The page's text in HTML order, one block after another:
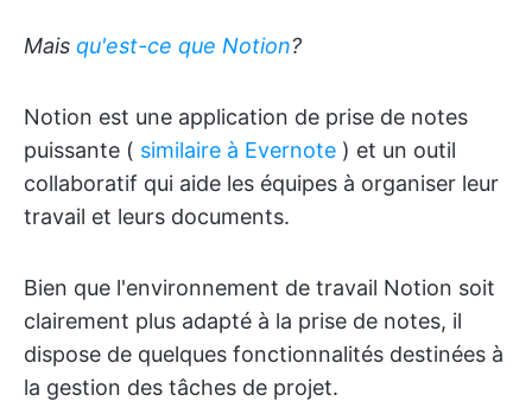
Mais qu'est-ce que Notion?
Notion est une application de prise de notes
puissante ( similaire à Evernote ) et un outil
collaboratif qui aide les équipes à organiser leur
travail et leurs documents.
Bien que l'environnement de travail Notion soit
clairement plus adapté à la prise de notes, il
dispose de quelques fonctionnalités destinées à
la gestion des tâches de projet.